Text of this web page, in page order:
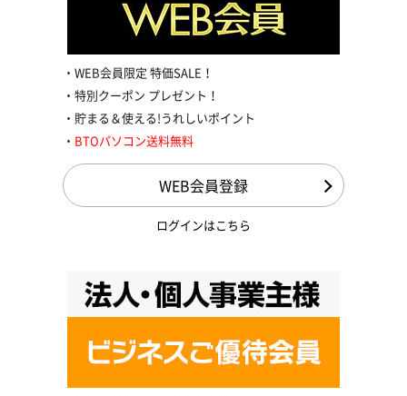
WEB会員限定 特価SALE！
特別クーポン プレゼント！
貯まる＆使える!うれしいポイント
BTOパソコン送料無料
WEB会員登録
ログインはこちら